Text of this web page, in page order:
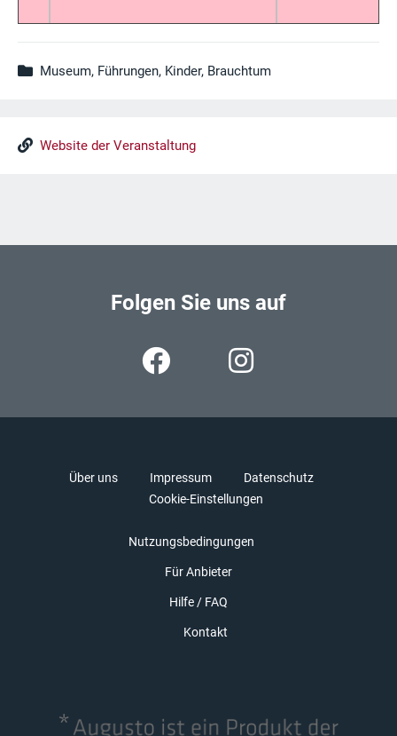
Museum, Führungen, Kinder, Brauchtum
Website der Veranstaltung
Folgen Sie uns auf
Über uns Impressum
Datenschutz
Cookie-Einstellungen
Nutzungsbedingungen
Für Anbieter
Hilfe / FAQ
Kontakt